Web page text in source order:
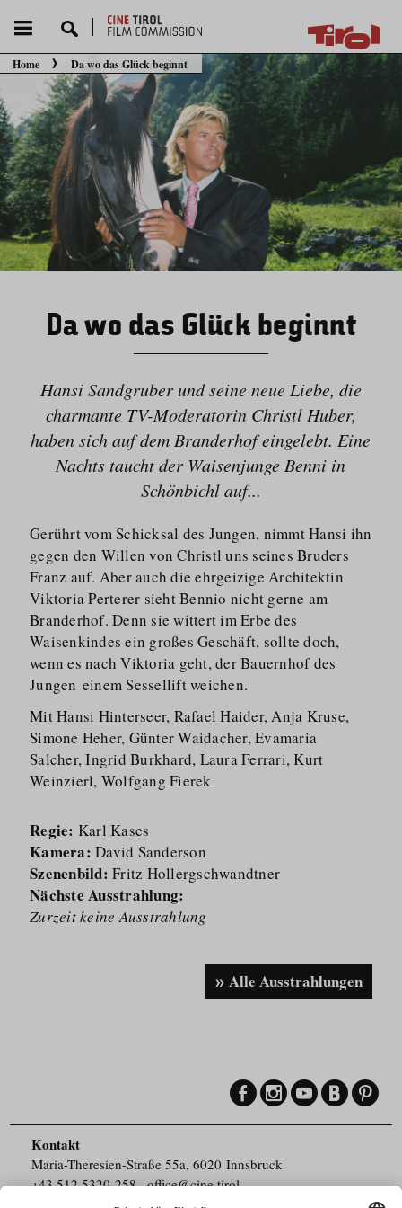
Sie befinden sich hier:
Home Da wo das Glück beginnt
Da wo das Glück beginnt
Hansi Sandgruber und seine neue Liebe, die
charmante TV-Moderatorin Christl Huber,
haben sich auf dem Branderhof eingelebt. Eine
Nachts taucht der Waisenjunge Benni in
Schönbichl auf...
Gerührt vom Schicksal des Jungen, nimmt Hansi ihn
gegen den Willen von Christl uns seines Bruders
Franz auf. Aber auch die ehrgeizige Architektin
Viktoria Perterer sieht Bennio nicht gerne am
Branderhof. Denn sie wittert im Erbe des
Waisenkindes ein großes Geschäft, sollte doch,
wenn es nach Viktoria geht, der Bauernhof des
Jungen einem Sessellift weichen.
Mit Hansi Hinterseer, Rafael Haider, Anja Kruse,
Simone Heher, Günter Waidacher, Evamaria
Salcher, Ingrid Burkhard, Laura Ferrari, Kurt
Weinzierl, Wolfgang Fierek
Regie: Karl Kases
Kamera:David Sanderson
Szenenbild:Fritz Hollergschwandtner
Nächste Ausstrahlung:
Zurzeit keine Ausstrahlung
Alle Ausstrahlungen
Kontakt
Maria-Theresien-Straße 55a, 6020 Innsbruck
+43.512.5320-258,office@cine.tirol